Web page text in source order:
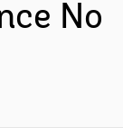
No